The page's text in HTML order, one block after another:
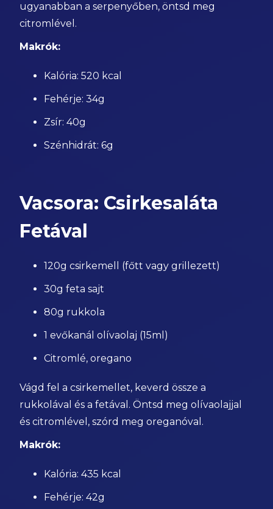
ugyanabban a serpenyőben, öntsd meg
citromlével.
Makrók:
Kalória: 520 kcal
Fehérje: 34g
Zsír: 40g
Szénhidrát: 6g
Vacsora: Csirkesaláta
Fetával
120g csirkemell (főtt vagy grillezett)
30g feta sajt
80g rukkola
1 evőkanál olívaolaj (15ml)
Citromlé, oregano
Vágd fel a csirkemellet, keverd össze a
rukkolával és a fetával. Öntsd meg olívaolajjal
és citromlével, szórd meg oreganóval.
Makrók:
Kalória: 435 kcal
Fehérje: 42g